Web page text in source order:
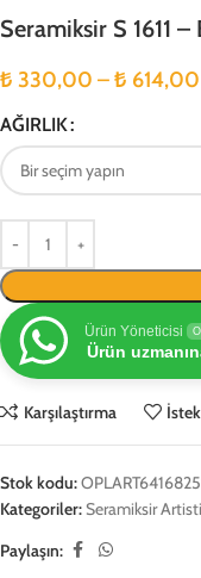
Seramiksir S 1611
₺ 330,00 –₺ 614,00
AĞIRLIK
Ürün Yöneticisi
Ürün
Karşılaştırma
Stok kodu:
Kategoriler:Seramiksir
Paylaşın: